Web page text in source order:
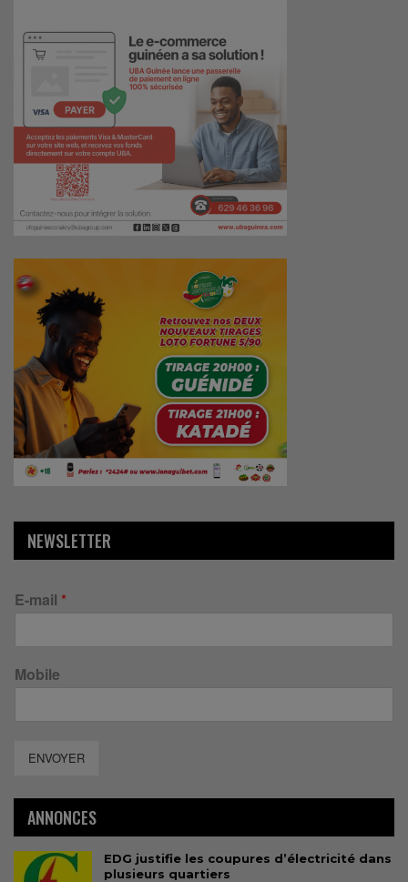
NEWSLETTER
E-mail *
Mobile
ENVOYER
ANNONCES
EDG justifie les coupures d’électricité dans
plusieurs quartiers